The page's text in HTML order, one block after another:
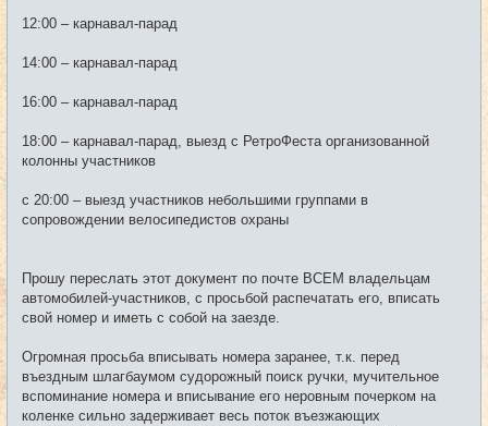
12:00 – карнавал-парад
14:00 – карнавал-парад
16:00 – карнавал-парад
18:00 – карнавал-парад, выезд с РетроФеста организованной
колонны участников
с 20:00 – выезд участников небольшими группами в
сопровождении велосипедистов охраны
Прошу переслать этот документ по почте ВСЕМ владельцам
автомобилей-участников, с просьбой распечатать его, вписать
свой номер и иметь с собой на заезде.
Огромная просьба вписывать номера заранее, т.к. перед
въездным шлагбаумом судорожный поиск ручки, мучительное
вспоминание номера и вписывание его неровным почерком на
коленке сильно задерживает весь поток въезжающих